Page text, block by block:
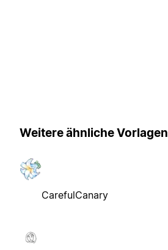
Weitere ähnliche Vorlagen
CarefulCanary